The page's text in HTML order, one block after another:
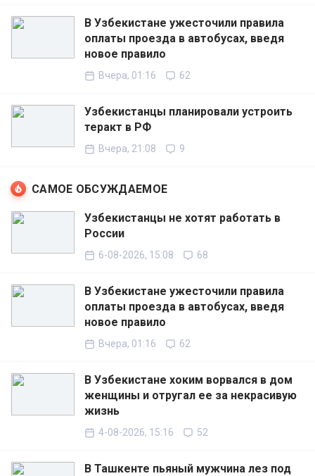
В Узбекистане ужесточили правила
оплаты проезда в автобусах, введя
новое правило
Вчера, 01:16 62
Узбекистанцы планировали устроить
теракт в РФ
Вчера, 21:08 9
САМОЕ ОБСУЖДАЕМОЕ
Узбекистанцы не хотят работать в
России
6-08-2026, 15:08 68
В Узбекистане ужесточили правила
оплаты проезда в автобусах, введя
новое правило
Вчера, 01:16 62
В Узбекистане хоким ворвался в дом
женщины и отругал ее за некрасивую
жизнь
4-08-2026, 15:16 52
В Ташкенте пьяный мужчина лез под